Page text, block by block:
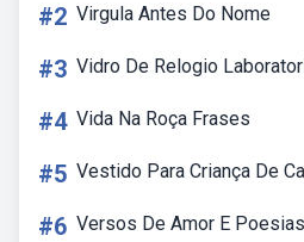
#2 Virgula Antes Do Nome
#3 Vidro De Relogio
#4 Vida Na Roça Frases
#5 Vestido Para Criança De
#6 Versos De Amor E Poesias